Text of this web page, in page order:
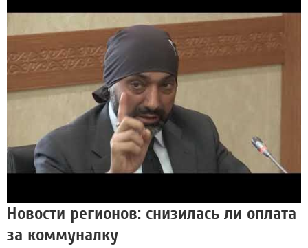
Новости регионов: снизилась ли оплата
за коммуналку